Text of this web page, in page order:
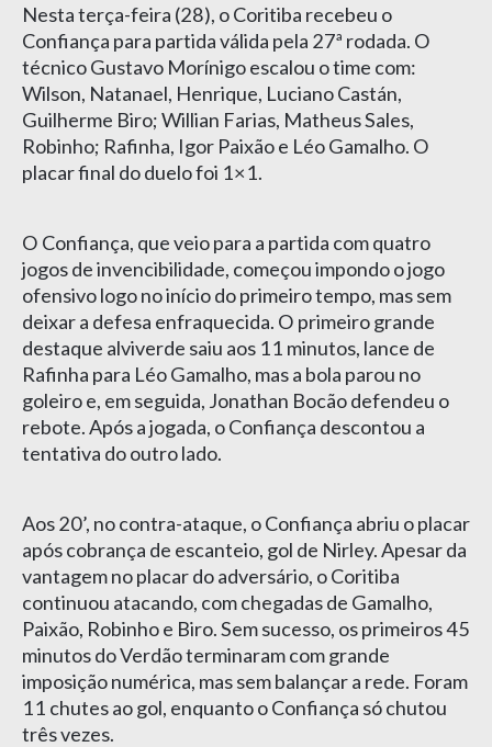
Nesta terça-feira (28), o Coritiba recebeu o
Confiança para partida válida pela 27ª rodada. O
técnico Gustavo Morínigo escalou o time com:
Wilson, Natanael, Henrique, Luciano Castán,
Guilherme Biro; Willian Farias, Matheus Sales,
Robinho; Rafinha, Igor Paixão e Léo Gamalho. O
placar final do duelo foi 1×1.
O Confiança, que veio para a partida com quatro
jogos de invencibilidade, começou impondo o jogo
ofensivo logo no início do primeiro tempo, mas sem
deixar a defesa enfraquecida. O primeiro grande
destaque alviverde saiu aos 11 minutos, lance de
Rafinha para Léo Gamalho, mas a bola parou no
goleiro e, em seguida, Jonathan Bocão defendeu o
rebote. Após a jogada, o Confiança descontou a
tentativa do outro lado.
Aos 20’, no contra-ataque, o Confiança abriu o placar
após cobrança de escanteio, gol de Nirley. Apesar da
vantagem no placar do adversário, o Coritiba
continuou atacando, com chegadas de Gamalho,
Paixão, Robinho e Biro. Sem sucesso, os primeiros 45
minutos do Verdão terminaram com grande
imposição numérica, mas sem balançar a rede. Foram
11 chutes ao gol, enquanto o Confiança só chutou
três vezes.